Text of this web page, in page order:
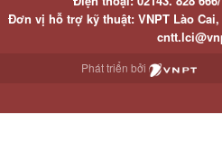
Đơn vị hỗ trợ kỹ thuật: VNPT Lào Cai,
Phát triển bởi